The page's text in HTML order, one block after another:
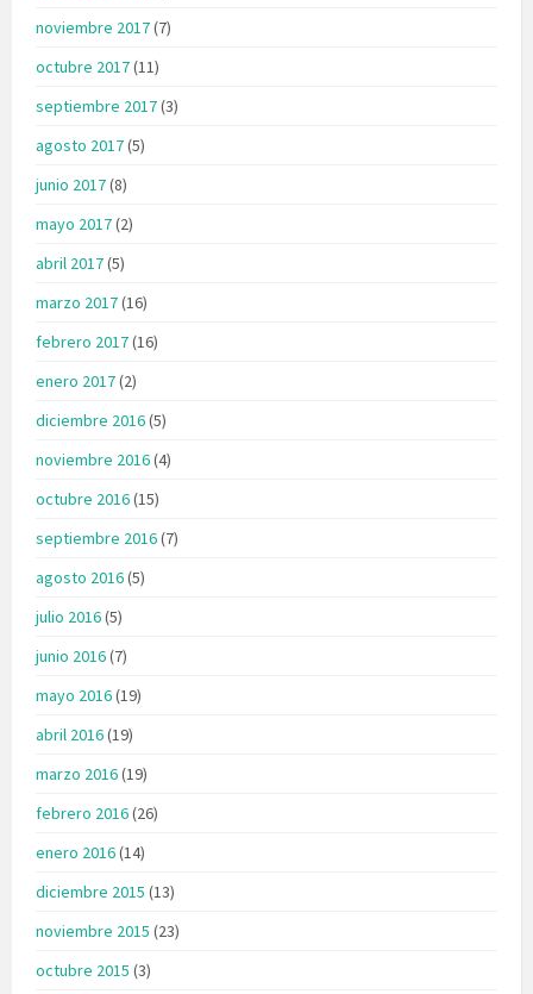
noviembre 2017(7)
octubre 2017(11)
septiembre 2017(3)
agosto 2017(5)
junio 2017(8)
mayo 2017(2)
abril 2017(5)
marzo 2017(16)
febrero 2017(16)
enero 2017(2)
diciembre 2016(5)
noviembre 2016(4)
octubre 2016(15)
septiembre 2016(7)
agosto 2016(5)
julio 2016(5)
junio 2016(7)
mayo 2016(19)
abril 2016(19)
marzo 2016(19)
febrero 2016(26)
enero 2016(14)
diciembre 2015 (13)
noviembre 2015 (23)
octubre 2015 (3)